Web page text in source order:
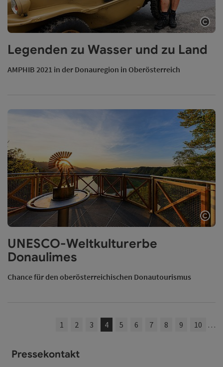
Legenden zu Wasser und zu Land
AMPHIB 2021 in der Donauregion in Oberösterreich
UNESCO-Weltkulturerbe
Donaulimes
Chance für den oberösterreichischen Donautourismus
1 2 3 4 5 6 7 8 9 10 …
Pressekontakt